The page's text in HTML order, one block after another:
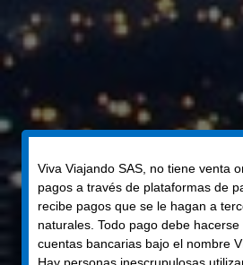
Viva Viajando SAS, no tiene venta
pagos a través de plataformas de
recibe pagos que se le hagan a
naturales. Todo pago debe
cuentas bancarias bajo el nombre